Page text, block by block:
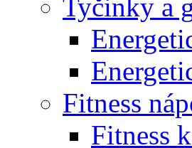
Tyčinky a
Fitness
Fitness